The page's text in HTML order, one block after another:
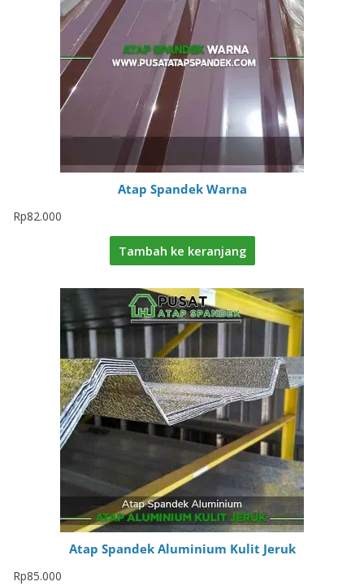
Atap Spandek Warna
Rp82.000
Tambah ke keranjang
Atap Spandek Aluminium Kulit Jeruk
Rp85.000